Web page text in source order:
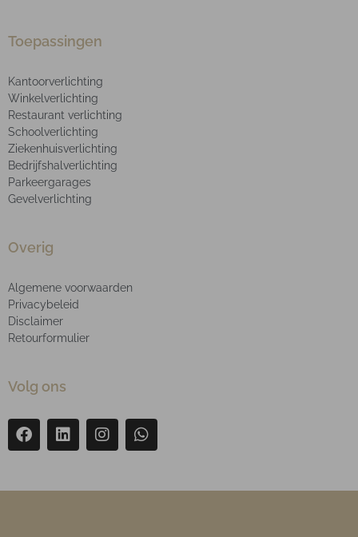
Toepassingen
Kantoorverlichting
Winkelverlichting
Restaurant verlichting
Schoolverlichting
Ziekenhuisverlichting
Bedrijfshalverlichting
Parkeergarages
Gevelverlichting
Overig
Algemene voorwaarden
Privacybeleid
Disclaimer
Retourformulier
Volg ons